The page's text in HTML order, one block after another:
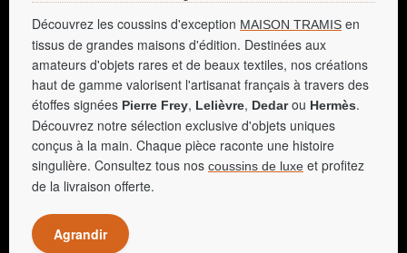
Découvrez les coussins d'exception MAISON TRAMIS en
tissus de grandes maisons d'édition. Destinées aux
amateurs d'objets rares et de beaux textiles, nos créations
haut de gamme valorisent l'artisanat français à travers des
étoffes signées Pierre Frey, Lelièvre, Dedarou Hermès.
Découvrez notre sélection exclusive d'objets uniques
conçus à la main. Chaque pièce raconte une histoire
singulière. Consultez tous nos coussins de luxe et profitez
de la livraison offerte.
Agrandir